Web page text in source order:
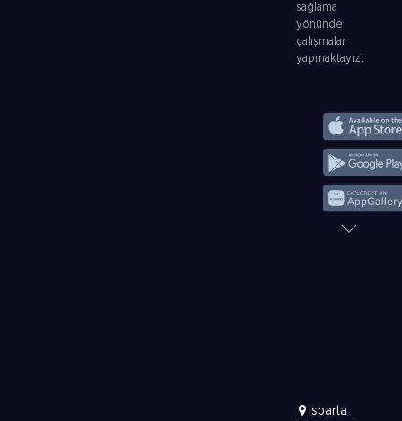
sağlama
yönünde
çalışmalar
yapmaktayız.
Isparta